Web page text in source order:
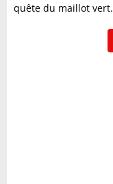
quête du maillot vert.